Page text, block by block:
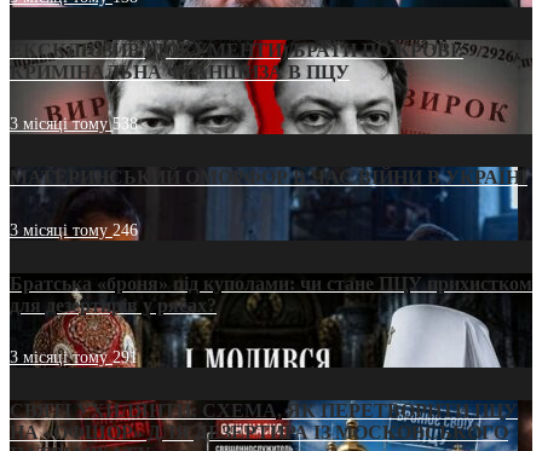
ЕКСКЛЮЗИВ (ДОКУМЕНТИ)/БРАТИ ПО КРОВІ:
КРИМІНАЛЬНА ФРАНШИЗА В ПЦУ
3 місяці тому538
МАТЕРИНСЬКИЙ ОМОРФОР В ЧАС ВІЙНИ В УКРАЇНІ
3 місяці тому246
Братська «броня» під куполами: чи стане ПЦУ прихистком
для дезертирів у рясах?
3 місяці тому291
СВЯТІ УХИЛЯНТИ: СХЕМА, ЯК ПЕРЕТВОРИТИ ПЦУ
НА «ОФШОР» ДЛЯ ДЕЗЕРТИРА ІЗ МОСКОВСЬКОГО